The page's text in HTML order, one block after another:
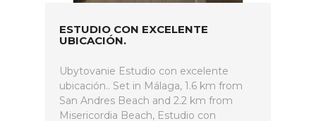
ESTUDIO CON EXCELENTE
UBICACIÓN.
Ubytovanie Estudio con excelente
ubicación.. Set in Málaga, 1.6 km from
San Andres Beach and 2.2 km from
Misericordia Beach, Estudio con